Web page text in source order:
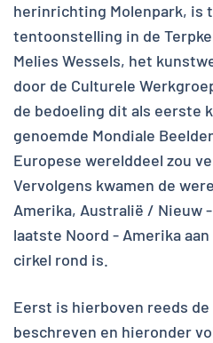
herinrichting Molenpark, is
tentoonstelling in de
Melies Wessels, het
door de Culturele
de bedoeling dit als eerste
genoemde Mondiale
Europese werelddeel zou
Vervolgens kwamen de
Amerika, Australië / Nieuw
laatste Noord - Amerika
cirkel rond is.
Eerst is hierboven reeds
beschreven en hieronder